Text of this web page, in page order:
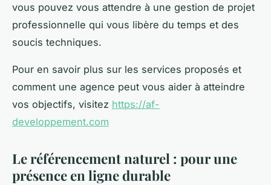
vous pouvez vous attendre à une gestion de projet
professionnelle qui vous libère du temps et des
soucis techniques.
Pour en savoir plus sur les services proposés et
comment une agence peut vous aider à atteindre
vos objectifs, visitez https://af-
developpement.com
Le référencement naturel : pour une
présence en ligne durable